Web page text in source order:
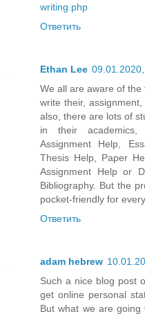
writing.php
Ответить
Ethan Lee 09.01.2020,
We all are aware of
write their,
also, there are lots of
in their
Assignment Help,
Thesis Help, Paper
Assignment Help or
Bibliography. But the
pocket-friendly for
Ответить
adam hebrew
Such a nice blog post
get online personal
But what we are